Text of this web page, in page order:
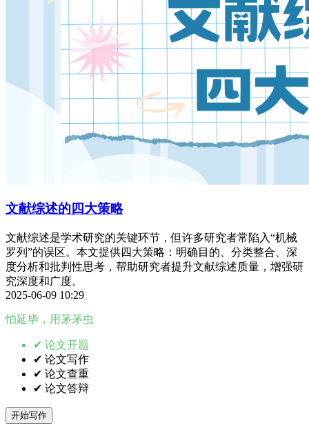
文献综述的四大策略
文献综述是学术研究的关键环节，但许多研究者常陷入“机械
罗列”的误区。本文提供四大策略：明确目的、分类整合、深
度分析和批判性思考，帮助研究者提升文献综述质量，增强研
究深度和广度。
2025-06-09 10:29
怕延毕，用茅茅虫
✔ 论文开题
✔ 论文写作
✔ 论文查重
✔ 论文答辩
开始写作